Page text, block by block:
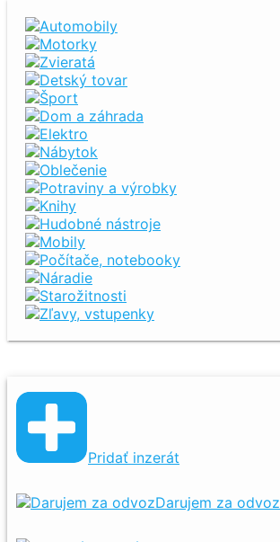
Automobily
Motorky
Zvieratá
Detský tovar
Šport
Dom a záhrada
Elektro
Nábytok
Oblečenie
Potraviny a výrobky
Knihy
Hudobné nástroje
Mobily
Počítače, notebooky
Náradie
Starožitnosti
Zľavy, vstupenky
Pridať inzerát
Darujem za odvoz